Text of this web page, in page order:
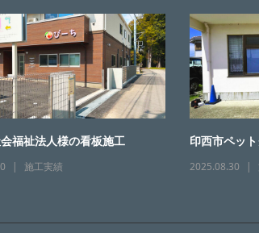
福祉法人様の看板施工
施工実績
印西市ペッ
2025.08.30